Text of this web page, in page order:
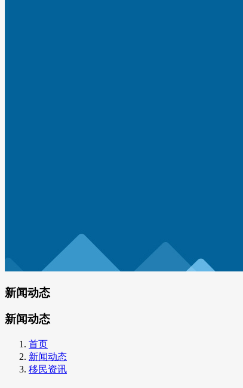
新闻动态
新闻动态
首页
新闻动态
移民资讯